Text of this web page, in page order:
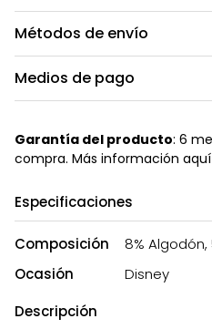
Métodos de envío
Medios de pago
Garantía del producto: 6
compra. Más información aquí
Especificaciones
Composición
8% Algodón,
Ocasión
Disney
Descripción